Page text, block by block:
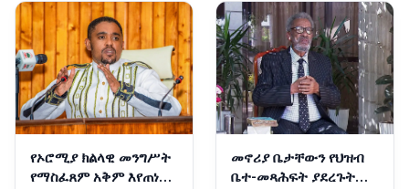
የኦሮሚያ ክልላዊ መንግሥት
የማስፈጸም አቅም እየጠነከረ
መኖሪያ ቤታቸውን የህዝብ
ቤተ-መጻሕፍት ያደረጉት